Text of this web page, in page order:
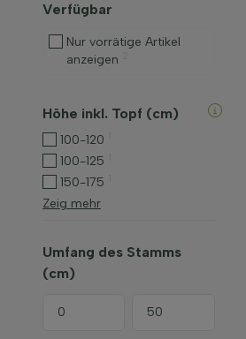
Verfügbar
Nur vorrätige Artikel
anzeigen
Höhe inkl. Topf (cm)
100-120
100-125
150-175
Zeig mehr
Umfang des Stamms
(cm)